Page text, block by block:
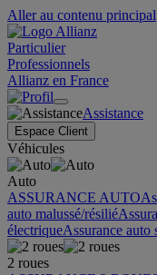
Aller au contenu principal
Particulier
Professionnels
Allianz en France
Assistance
Espace Client
Véhicules
Auto
ASSURANCE AUTO
auto malussé/résilié
électriqueAssurance auto
2 roues